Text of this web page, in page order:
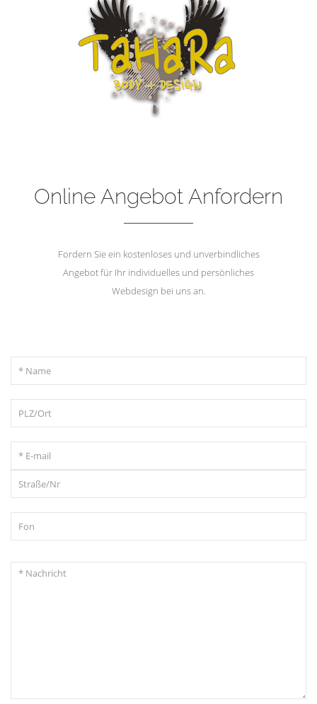
Online Angebot Anfordern
Fordern Sie ein kostenloses und unverbindliches
Angebot für Ihr individuelles und persönliches
Webdesign bei uns an.